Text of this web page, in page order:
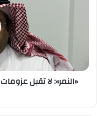
صحتك
«النمر»: لا تقبل